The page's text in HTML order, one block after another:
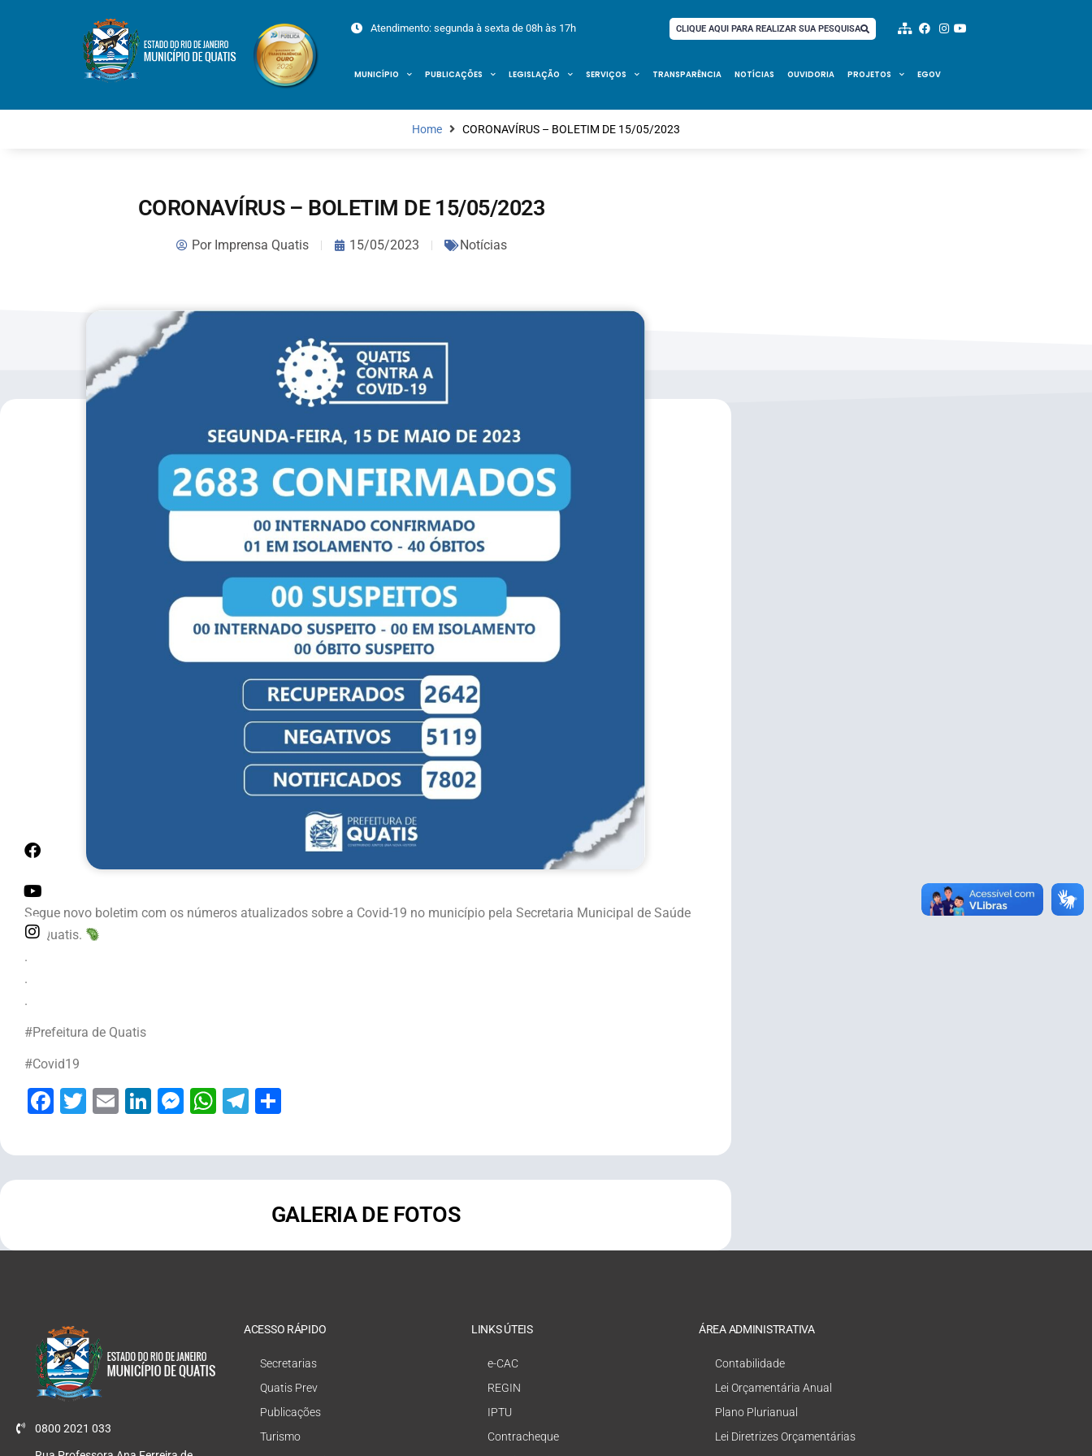
Atendimento: segunda à sexta de 08h às 17h CLIQUE AQUI PARA REALIZAR SUA PESQUISA
MUNICÍPIO PUBLICAÇÕES LEGISLAÇÃO SERVIÇOS TRANSPARÊNCIA NOTÍCIAS OUVIDORIA PROJETOS EGOV
Home CORONAVÍRUS – BOLETIM DE 15/05/2023
CORONAVÍRUS – BOLETIM DE 15/05/2023
PorImprensa Quatis 15/05/2023 Notícias
Segue novo boletim com os números atualizados sobre a Covid-19 no município pela Secretaria Municipal de Saúde
de Quatis.
.
.
.
#Prefeitura de Quatis
#Covid19
Facebook
Twitter
EmailLinkedIn
Messenger
WhatsApp
Telegram
GALERIA DE FOTOS
0800 2021 033
ACESSO RÁPIDO
Secretarias
Quatis Prev
Publicações
Turismo
LINKS ÚTEIS
e-CAC
REGIN
IPTU
Contracheque
ÁREA ADMINISTRATIVA
Contabilidade
Lei Orçamentária Anual
Plano Plurianual
Lei Diretrizes Orçamentárias